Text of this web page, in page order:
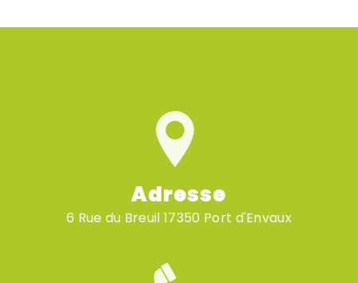
Adresse
6 Rue du Breuil 17350 Port d'Envaux